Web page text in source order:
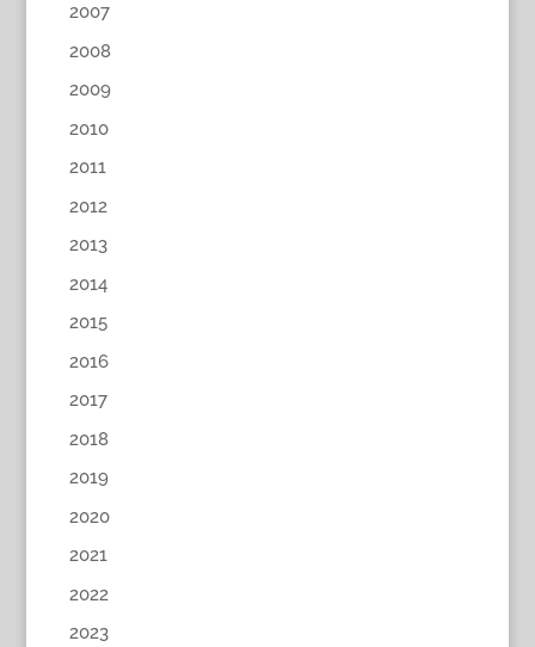
2007
2008
2009
2010
2011
2012
2013
2014
2015
2016
2017
2018
2019
2020
2021
2022
2023